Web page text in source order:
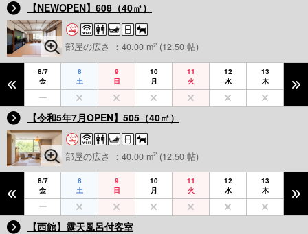
【NEWOPEN】608（40㎡）
部屋の広さ ：40.00 m2 (12.50 帖)
8/7
金
8
土
9
日
10
月
11
火
12
水
13
木
【令和5年7月OPEN】505（40㎡）
部屋の広さ ：40.00 m2 (12.50 帖)
8/7
金
8
土
9
日
10
月
11
火
12
水
13
木
【西館】露天風呂付客室